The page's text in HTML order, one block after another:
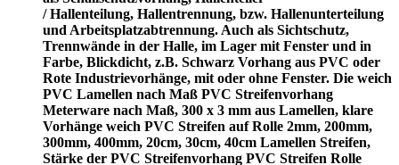
/Hallenteilung, Hallentrennung, bzw. Hallenunterteilung
und Arbeitsplatzabtrennung. Auch als Sichtschutz,
Trennwände in der Halle, im Lager mit Fenster und in
Farbe, Blickdicht, z.B. Schwarz Vorhang aus PVC oder
Rote Industrievorhänge, mit oder ohne Fenster. Die weich
PVC Lamellen nach Maß PVC Streifenvorhang
Meterware nach Maß, 300 x 3 mm aus Lamellen, klare
Vorhänge weich PVC Streifen auf Rolle 2mm, 200mm,
300mm, 400mm, 20cm, 30cm, 40cm Lamellen Streifen,
Stärke der PVC Streifenvorhang PVC Streifen Rolle